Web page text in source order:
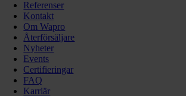
Referenser
Kontakt
Om Wapro
Återförsäljare
Nyheter
Events
Certifieringar
FAQ
Karriär